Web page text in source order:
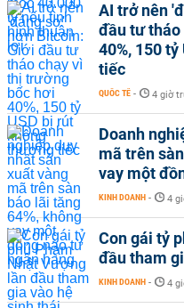
AI trở nên
đầu tư
40%, 150
tiếc
QUỐC TẾ - 4 giờ
Doanh
mã trên
vay một
KINH DOANH - 4
Con gái tỷ
đầu tham
KINH DOANH - 4